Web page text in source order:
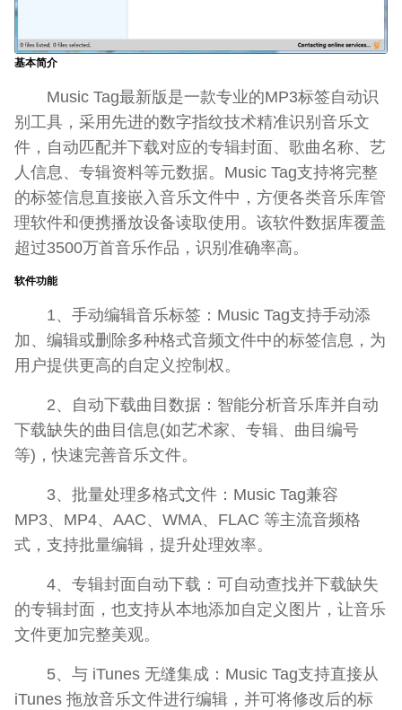
基本简介
Music Tag最新版是一款专业的MP3标签自动识
别工具，采用先进的数字指纹技术精准识别音乐文
件，自动匹配并下载对应的专辑封面、歌曲名称、艺
人信息、专辑资料等元数据。Music Tag支持将完整
的标签信息直接嵌入音乐文件中，方便各类音乐库管
理软件和便携播放设备读取使用。该软件数据库覆盖
超过3500万首音乐作品，识别准确率高。
软件功能
1、手动编辑音乐标签：Music Tag支持手动添
加、编辑或删除多种格式音频文件中的标签信息，为
用户提供更高的自定义控制权。
2、自动下载曲目数据：智能分析音乐库并自动
下载缺失的曲目信息(如艺术家、专辑、曲目编号
等)，快速完善音乐文件。
3、批量处理多格式文件：Music Tag兼容
MP3、MP4、AAC、WMA、FLAC 等主流音频格
式，支持批量编辑，提升处理效率。
4、专辑封面自动下载：可自动查找并下载缺失
的专辑封面，也支持从本地添加自定义图片，让音乐
文件更加完整美观。
5、与 iTunes 无缝集成：Music Tag支持直接从
iTunes 拖放音乐文件进行编辑，并可将修改后的标